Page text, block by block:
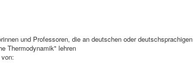
und Professoren, die an deutschen oder deutschsprachigen
Thermodynamik" lehren